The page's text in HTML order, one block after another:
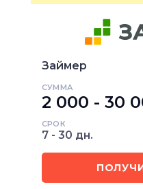
Займер
СУММА
2 000 - 30
СРОК
7 - 30 дн.